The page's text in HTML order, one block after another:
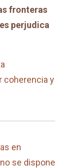
fronteras
perjudica
coherencia y
en
se dispone